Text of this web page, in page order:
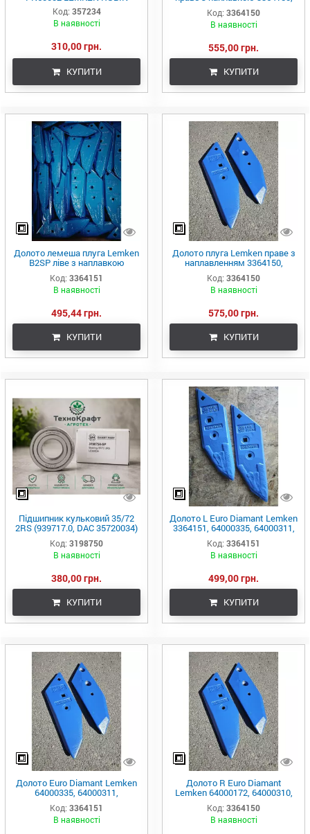
Код: 357234
В наявності
310,00 грн.
КУПИТИ
64000172, 64000310,
EOV000011R Eurozappa
Код: 3364150
В наявності
555,00 грн.
КУПИТИ
Долото лемеша плуга Lemken
B2SP ліве з наплавкою
3364151, 64000335, 64000311,
EOV000012R (Eurozappa)
Код: 3364151
В наявності
495,44 грн.
КУПИТИ
Долото плуга Lemken праве з
наплавленням 3364150,
64000172, 64000310,
EOV000011R
Код: 3364150
В наявності
575,00 грн.
КУПИТИ
Підшипник кульковий 35/72
2RS (939717.0, DAC 35720034)
(Lemken)
Код: 3198750
В наявності
380,00 грн.
КУПИТИ
Долото L Euro Diamant Lemken
3364151, 64000335, 64000311,
EOV000012R, 3364151
Код: 3364151
В наявності
499,00 грн.
КУПИТИ
Долото Euro Diamant Lemken
64000335, 64000311,
EOV000012R, 3364151
Код: 3364151
В наявності
Долото R Euro Diamant
Lemken 64000172, 64000310,
EOV000011R, 3364150
Код: 3364150
В наявності